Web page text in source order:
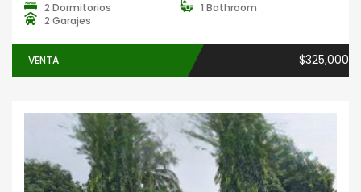
2 Dormitorios
1 Bathroom
2 Garajes
VENTA $325,000